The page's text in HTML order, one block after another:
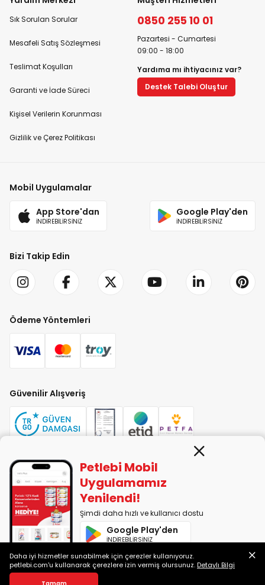
Sık Sorulan Sorular
Mesafeli Satış Sözleşmesi
Teslimat Koşulları
Garanti ve İade Süreci
Kişisel Verilerin Korunması
Gizlilik ve Çerez Politikası
0850 255 10 01
Pazartesi - Cumartesi
09:00 - 18:00
Yardıma mı ihtiyacınız var?
Destek Talebi Oluştur
Mobil Uygulamalar
App Store'dan
İNDİREBİLİRSİNİZ
Google Play'den
İNDİREBİLİRSİNİZ
Bizi Takip Edin
Ödeme Yöntemleri
Güvenilir Alışveriş
PETLEBİ EVCİL HAYVAN ÜRÜNLERİ PAZ. SAN. TİC. LTD. ŞTİ. Alaşarköy Mah.
1. Alaşar Cad. No: 9 Osmangazi/Bursa
7290599225 vergi numarasıyla Uludağ Vergi Dairesi'ne bağlıdır.
2014-2026 © petlebi.com v11.88.0
Bursa'da sevgiyle yapıldı.
Petlebi Mobil
Uygulamamız
Yenilendi!
Şimdi daha hızlı ve kullanıcı dostu
Google Play'den
İNDİREBİLİRSİNİZ
App Store'dan
Daha iyi hizmetler sunabilmek için çerezler kullanıyoruz.
petlebi.com'u kullanarak çerezlere izin vermiş olursunuz.Detaylı Bilgi